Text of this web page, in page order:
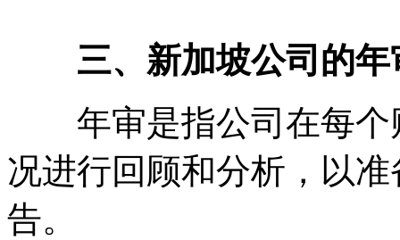
三、新加坡公司的年
年审是指公司在每个
况进行回顾和分析，以
告。